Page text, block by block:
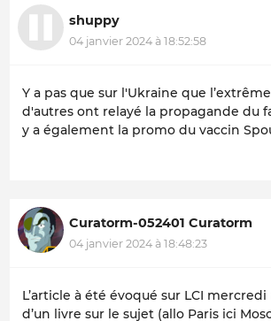
shuppy
04 janvier 2024 à 18:52:58
Y a pas que sur l'Ukraine que
d'autres ont relayé la propagande du
y a également la promo du vaccin
Curatorm-052401 Curatorm
04 janvier 2024 à 18:48:23
L’article à été évoqué sur LCI mercredi
d’un livre sur le sujet (allo Paris ici